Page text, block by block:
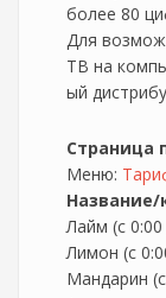
более 80
Для
ТВ на
ый
Страница
Меню:
Лайм (с
Лимон (с
Мандарин